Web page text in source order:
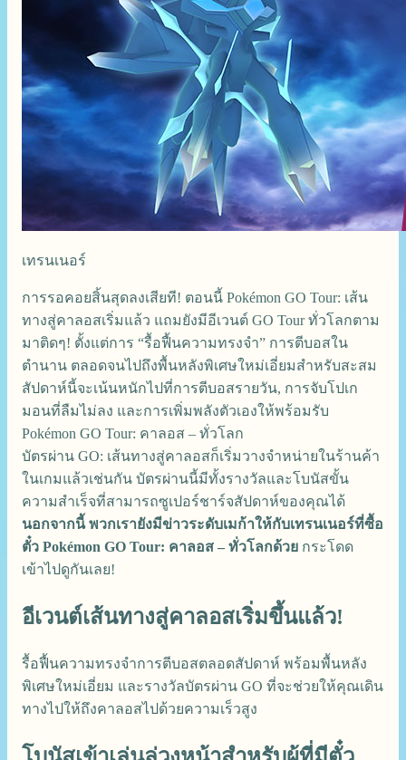
เทรนเนอร์
การรอคอยสิ้นสุดลงเสียที! ตอนนี้ Pokémon GO Tour: เส้น
ทางสู่คาลอสเริ่มแล้ว แถมยังมีอีเวนต์ GO Tour ทั่วโลกตาม
มาติดๆ! ตั้งแต่การ “รื้อฟื้นความทรงจำ” การตีบอสใน
ตำนาน ตลอดจนไปถึงพื้นหลังพิเศษใหม่เอี่ยมสำหรับสะสม
สัปดาห์นี้จะเน้นหนักไปที่การตีบอสรายวัน, การจับโปเก
มอนที่ลืมไม่ลง และการเพิ่มพลังตัวเองให้พร้อมรับ
Pokémon GO Tour: คาลอส – ทั่วโลก
บัตรผ่าน GO: เส้นทางสู่คาลอสก็เริ่มวางจำหน่ายในร้านค้า
ในเกมแล้วเช่นกัน บัตรผ่านนี้มีทั้งรางวัลและโบนัสขั้น
ความสำเร็จที่สามารถซูเปอร์ชาร์จสัปดาห์ของคุณได้
นอกจากนี้ พวกเรายังมีข่าวระดับเมก้าให้กับเทรนเนอร์ที่ซื้อ
ตั๋ว Pokémon GO Tour: คาลอส – ทั่วโลกด้วย กระโดด
เข้าไปดูกันเลย!
อีเวนต์เส้นทางสู่คาลอสเริ่มขึ้นแล้ว!
รื้อฟื้นความทรงจำการตีบอสตลอดสัปดาห์ พร้อมพื้นหลัง
พิเศษใหม่เอี่ยม และรางวัลบัตรผ่าน GO ที่จะช่วยให้คุณเดิน
ทางไปให้ถึงคาลอสไปด้วยความเร็วสูง